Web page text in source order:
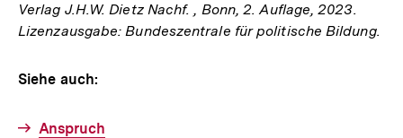
Verlag J.H.W. Dietz Nachf. , Bonn, 2. Auflage, 2023.
Lizenzausgabe: Bundeszentrale für politische Bildung.
Siehe auch:
Anspruch